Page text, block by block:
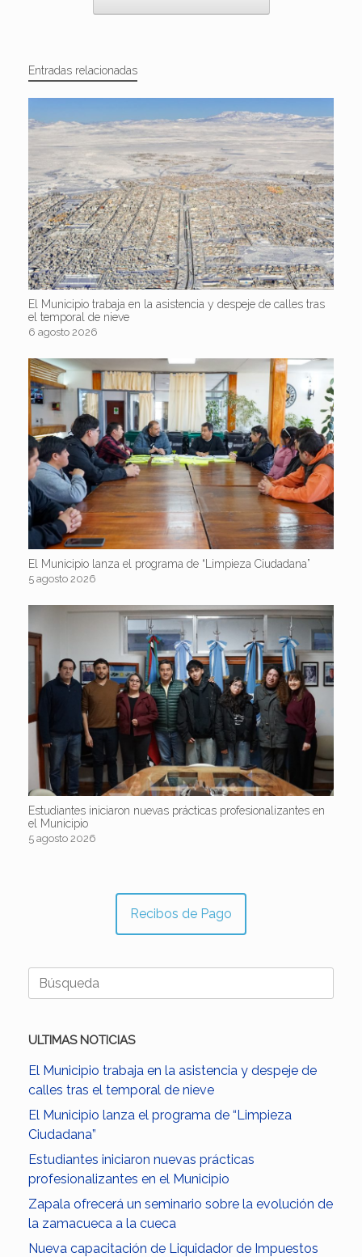
Entradas relacionadas
El Municipio trabaja en la asistencia y despeje de calles tras
el temporal de nieve
6 agosto 2026
El Municipio lanza el programa de “Limpieza Ciudadana”
5 agosto 2026
Estudiantes iniciaron nuevas prácticas profesionalizantes en
el Municipio
5 agosto 2026
Recibos de Pago
Buscar:
ULTIMAS NOTICIAS
El Municipio trabaja en la asistencia y despeje de
calles tras el temporal de nieve
El Municipio lanza el programa de “Limpieza
Ciudadana”
Estudiantes iniciaron nuevas prácticas
profesionalizantes en el Municipio
Zapala ofrecerá un seminario sobre la evolución de
la zamacueca a la cueca
Nueva capacitación de Liquidador de Impuestos